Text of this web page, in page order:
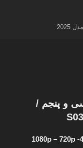
سریال دل قسمت 35 سی و پنجم /